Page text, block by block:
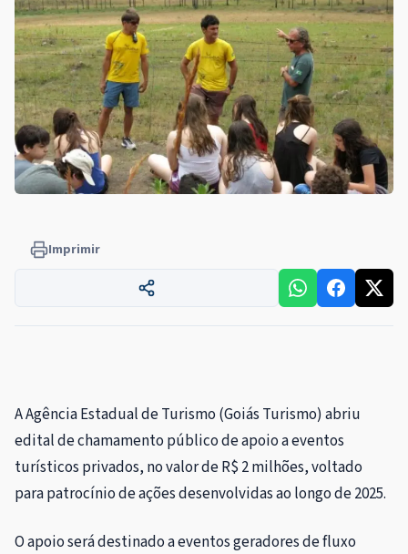
Imprimir
A Agência Estadual de Turismo (Goiás Turismo) abriu
edital de chamamento público de apoio a eventos
turísticos privados, no valor de R$ 2 milhões, voltado
para patrocínio de ações desenvolvidas ao longo de 2025.
O apoio será destinado a eventos geradores de fluxo